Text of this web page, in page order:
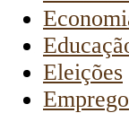
Eleições
Emprego